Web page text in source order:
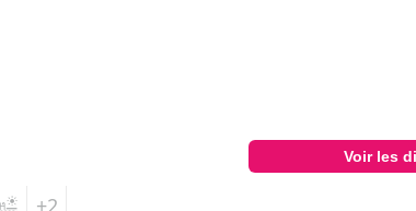
Voir les
+2